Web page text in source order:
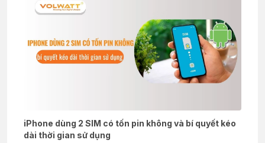
iPhone dùng 2 SIM có tốn pin không và bí quyết kéo
dài thời gian sử dụng